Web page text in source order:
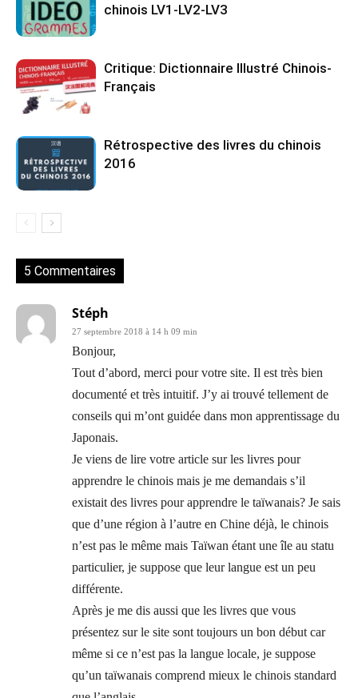
chinois LV1-LV2-LV3
Critique: Dictionnaire Illustré Chinois-
Français
Rétrospective des livres du chinois
2016
5 Commentaires
Stéph
27 septembre 2018 à 14 h 09 min
Bonjour,
Tout d’abord, merci pour votre site. Il est très bien
documenté et très intuitif. J’y ai trouvé tellement de
conseils qui m’ont guidée dans mon apprentissage du
Japonais.
Je viens de lire votre article sur les livres pour
apprendre le chinois mais je me demandais s’il
existait des livres pour apprendre le taïwanais? Je sais
que d’une région à l’autre en Chine déjà, le chinois
n’est pas le même mais Taïwan étant une île au statu
particulier, je suppose que leur langue est un peu
différente.
Après je me dis aussi que les livres que vous
présentez sur le site sont toujours un bon début car
même si ce n’est pas la langue locale, je suppose
qu’un taïwanais comprend mieux le chinois standard